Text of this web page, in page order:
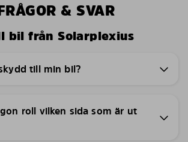
& SVAR
bil från Solarplexius
till min bil?
roll vilken sida som är ut